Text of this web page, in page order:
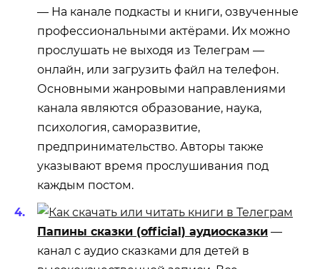
— На канале подкасты и книги, озвученные
профессиональными актёрами. Их можно
прослушать не выходя из Телеграм —
онлайн, или загрузить файл на телефон.
Основными жанровыми направлениями
канала являются образование, наука,
психология, саморазвитие,
предпринимательство. Авторы также
указывают время прослушивания под
каждым постом.
Папины сказки (official) аудиосказки —
канал с аудио сказками для детей в